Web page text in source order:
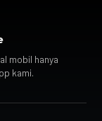
mobil hanya
kami.